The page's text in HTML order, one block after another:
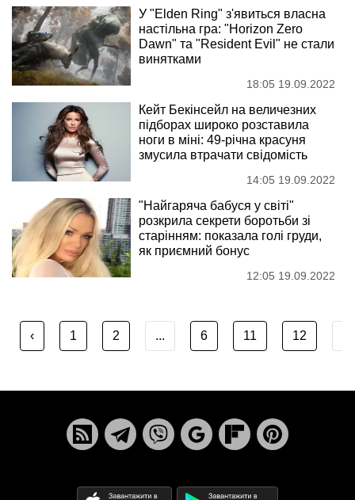
У "Elden Ring" з'явиться власна
настільна гра: "Horizon Zero
Dawn" та "Resident Evil" не стали
винятками
18:05 19.09.2022
Кейт Бекінсейл на величезних
підборах широко розставила
ноги в міні: 49-річна красуня
змусила втрачати свідомість
14:05 19.09.2022
"Найгаряча бабуся у світі"
розкрила секрети боротьби зі
старінням: показала голі груди,
як приємний бонус
12:05 19.09.2022
‹ 1 2 ... 6 11 12